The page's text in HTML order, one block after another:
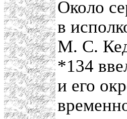
Около
в
М. С.
*134
и его